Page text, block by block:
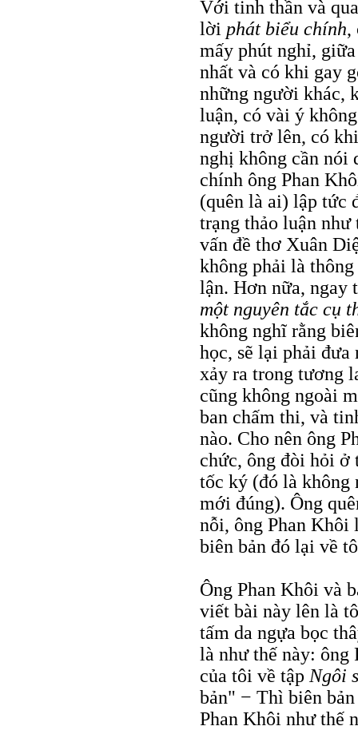
Với tinh thần và
lời phát biểu chính,
mấy phút nghỉ,
nhất và có khi gay
những người khác,
luận, có vài ý
người trở lên, có
nghị không cần nói
chính ông Phan
(quên là ai) lập tức
trạng thảo luận
vấn đề thơ Xuân
không phải là
lận. Hơn nữa, ngay
một nguyên tắc cụ
không nghĩ rằng
học, sẽ lại phải
xảy ra trong tương
cũng không ngoài
ban chấm thi, và
nào. Cho nên ông
chức, ông đòi hỏi
tốc ký (đó là không
mới đúng). Ông
nỗi, ông Phan Khôi
biên bản đó lại về
Ông Phan Khôi và
viết bài này lên là
tấm da ngựa bọc
là như thế này:
của tôi về tập Ngôi
bản" − Thì biên
Phan Khôi như thế